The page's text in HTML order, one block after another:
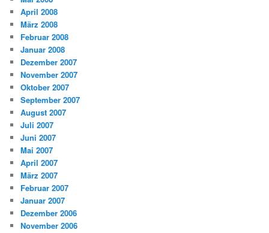
April 2008
März 2008
Februar 2008
Januar 2008
Dezember 2007
November 2007
Oktober 2007
September 2007
August 2007
Juli 2007
Juni 2007
Mai 2007
April 2007
März 2007
Februar 2007
Januar 2007
Dezember 2006
November 2006